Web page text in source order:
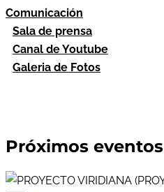
Comunicación
Sala de prensa
Canal de Youtube
Galeria de Fotos
Próximos eventos